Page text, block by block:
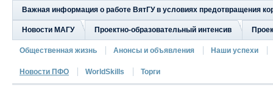
Важная информация о работе ВятГУ в условиях предотвращения
Новости МАГУ Проектно-образовательный интенсив
Общественная жизнь Анонсы и объявления Наши успехи
Новости ПФО WorldSkills Торги